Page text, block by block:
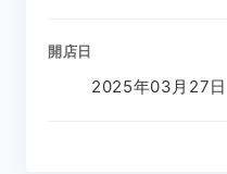
開店日
2025年03月27日